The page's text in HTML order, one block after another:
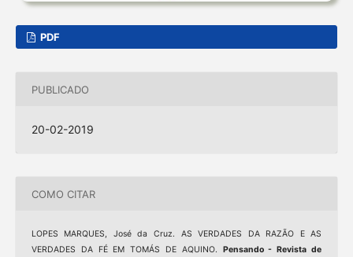
PDF
PUBLICADO
20-02-2019
COMO CITAR
LOPES MARQUES, José da Cruz. AS VERDADES DA RAZÃO E AS
VERDADES DA FÉ EM TOMÁS DE AQUINO. Pensando - Revista de